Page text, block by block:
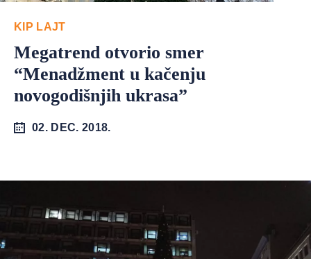
KIP LAJT
Megatrend otvorio smer
“Menadžment u kačenju
novogodišnjih ukrasa”
02. DEC. 2018.